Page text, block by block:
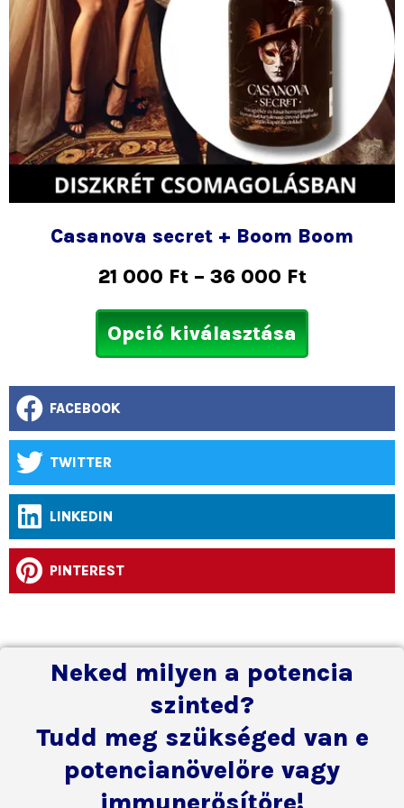
Casanova secret + Boom Boom
21 000 Ft – 36 000 Ft
Opció kiválasztása
FACEBOOK
TWITTER
LINKEDIN
PINTEREST
Neked milyen a potencia
szinted?
Tudd meg szükséged van e
potencianövelőre vagy